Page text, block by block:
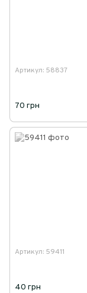
Артикул: 58837
70 грн
Артикул: 59411
40 грн